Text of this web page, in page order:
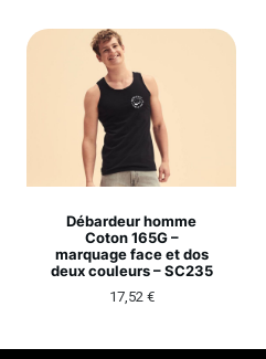
Débardeur homme
Coton 165G –
marquage face et dos
deux couleurs – SC235
17,52 €